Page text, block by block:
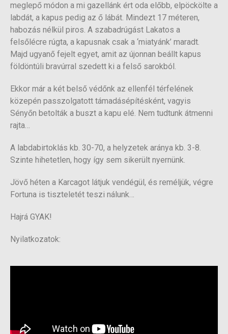
meglepő módon a mi gazellánk ért oda előbb, elpöckölte a
labdát, a kapus pedig az ő lábát. Mindezt 17 méteren,
habozás nélkül piros. A szabadrúgást Lakatos a
felsőlécre rúgta, a kapusnak csak a ‘miatyánk’ maradt.
Majd ugyanő fejelt egyet, amit az újonnan beállt kapus
földöntúli bravúrral szedett ki a felső sarokból.
Ekkor már a két belső védőnk az ellenfél térfelének
közepén passzolgatott támadásépítésként, vagyis
Sényőn betolták a buszt a kapu elé. Nem tudtunk átmenni
rajta…
A labdabirtoklás kb. 30-70, a helyzetek aránya kb. 3-8.
Szinte hihetetlen, hogy így sem sikerült nyernünk.
Jövő héten a Karcagot látjuk vendégül, és reméljük, végre
Fortuna is tiszteletét teszi nálunk…
Hajrá GYAK!
Nyilatkozatok: